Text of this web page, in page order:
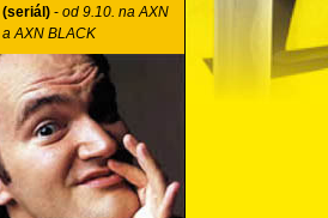
(seriál)- od 9.10. na AXN
a AXN BLACK